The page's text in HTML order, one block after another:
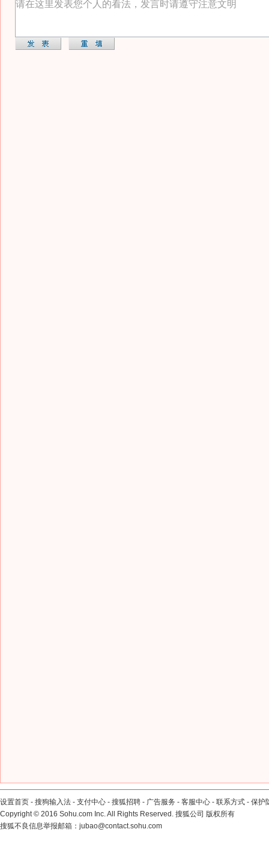
设置首页 - 搜狗输入法 - 支付中心 - 搜狐招聘 - 广告服务 - 客服中心 - 联系方式 - 保护
Copyright© 2016 Sohu.com Inc. All Rights Reserved. 搜狐公司 版权所有
搜狐不良信息举报邮箱： jubao@contact.sohu.com